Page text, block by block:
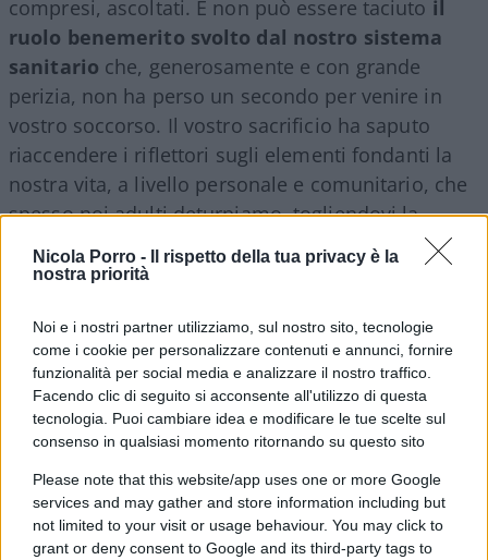
Nicola Porro -
Il rispetto della tua privacy è la
nostra priorità
Noi e i nostri partner utilizziamo, sul nostro sito, tecnologie
come i cookie per personalizzare contenuti e annunci, fornire
funzionalità per social media e analizzare il nostro traffico.
Facendo clic di seguito si acconsente all'utilizzo di questa
tecnologia. Puoi cambiare idea e modificare le tue scelte sul
consenso in qualsiasi momento ritornando su questo sito
Please note that this website/app uses one or more Google
services and may gather and store information including but
not limited to your visit or usage behaviour. You may click to
grant or deny consent to Google and its third-party tags to
compresi, ascoltati. E non può essere taciuto il
ruolo benemerito svolto dal nostro sistema
sanitario che, generosamente e con grande
perizia, non ha perso un secondo per venire in
vostro soccorso. Il vostro sacrificio ha saputo
riaccendere i riflettori sugli elementi fondanti la
nostra vita, a livello personale e comunitario, che
spesso noi adulti deturpiamo, togliendovi la
Vi chiedo scusa. Noi adulti non abbiamo saputo
proteggervi. Voi vi siete fidati di noi, vi fidate,
come deve essere, di adulti capaci di proteggervi
dai pericoli e di salvarvi. Il vostro legittimo
desiderio di festeggiare si è scontrato con la
nostra irresponsabilità.E vi abbiamo, così,
tradito. Mi chiedo cosa sta succedendo a noi
adulti che, per superficialità, negligenza,